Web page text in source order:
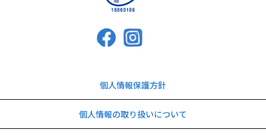
個人情報保護方針
個人情報の取り扱いについて